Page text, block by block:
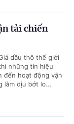
tải chiến
dầu thô thế giới
những tín hiệu
đến hoạt động vận
làm dịu bớt lo...